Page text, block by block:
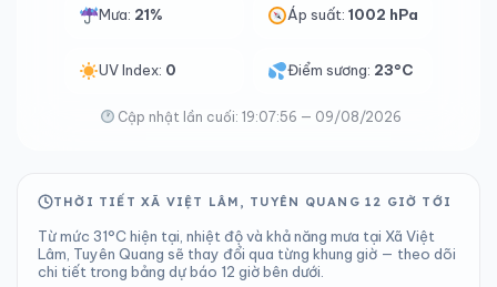
Mưa: 21% Áp suất:1002 hPa
UV Index: 0 Điểm sương: 23°C
Cập nhật lần cuối: 19:07:56 — 09/08/2026
THỜI TIẾT XÃ VIỆT LÂM, TUYÊN QUANG 12 GIỜ TỚI
Từ mức 31°C hiện tại, nhiệt độ và khả năng mưa tại Xã Việt
Lâm, Tuyên Quang sẽ thay đổi qua từng khung giờ — theo dõi
chi tiết trong bảng dự báo 12 giờ bên dưới.